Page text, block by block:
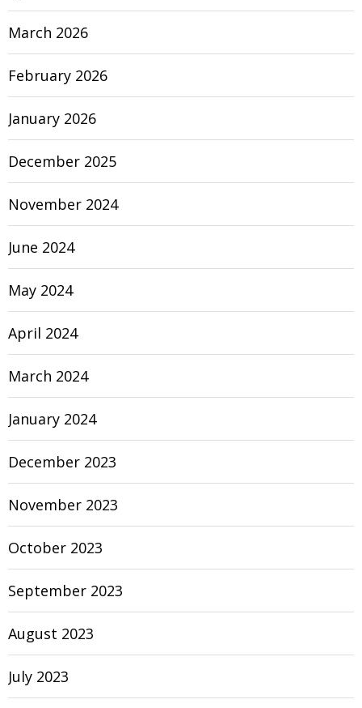
March 2026
February 2026
January 2026
December 2025
November 2024
June 2024
May 2024
April 2024
March 2024
January 2024
December 2023
November 2023
October 2023
September 2023
August 2023
July 2023